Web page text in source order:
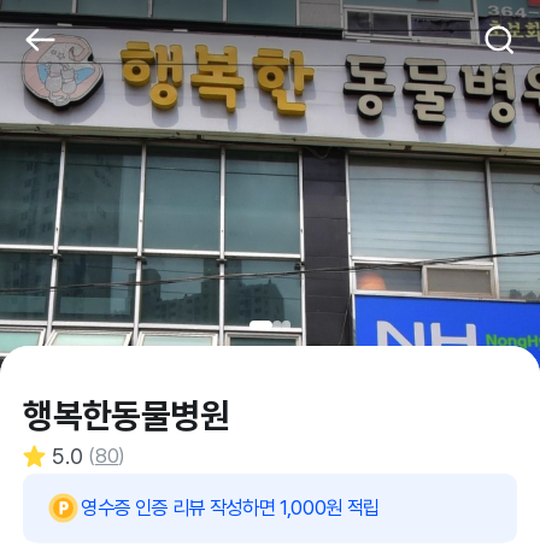
행복한동물병원
5.0 (80)
영수증 인증 리뷰 작성하면 1,000원 적립